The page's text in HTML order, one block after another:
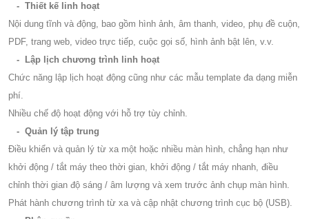
- Thiết kế linh hoạt
Nội dung tĩnh và động, bao gồm hình ảnh, âm thanh, video, phụ đề cuộn,
PDF, trang web, video trực tiếp, cuộc gọi số, hình ảnh bật lên, v.v.
- Lập lịch chương trình linh hoạt
Chức năng lập lịch hoạt động cũng như các mẫu template đa dạng miễn
phí.
Nhiều chế độ hoạt động với hỗ trợ tùy chỉnh.
- Quản lý tập trung
Điều khiển và quản lý từ xa một hoặc nhiều màn hình, chẳng hạn như
khởi động / tắt máy theo thời gian, khởi động / tắt máy nhanh, điều
chỉnh thời gian độ sáng / âm lượng và xem trước ảnh chụp màn hình.
Phát hành chương trình từ xa và cập nhật chương trình cục bộ (USB).